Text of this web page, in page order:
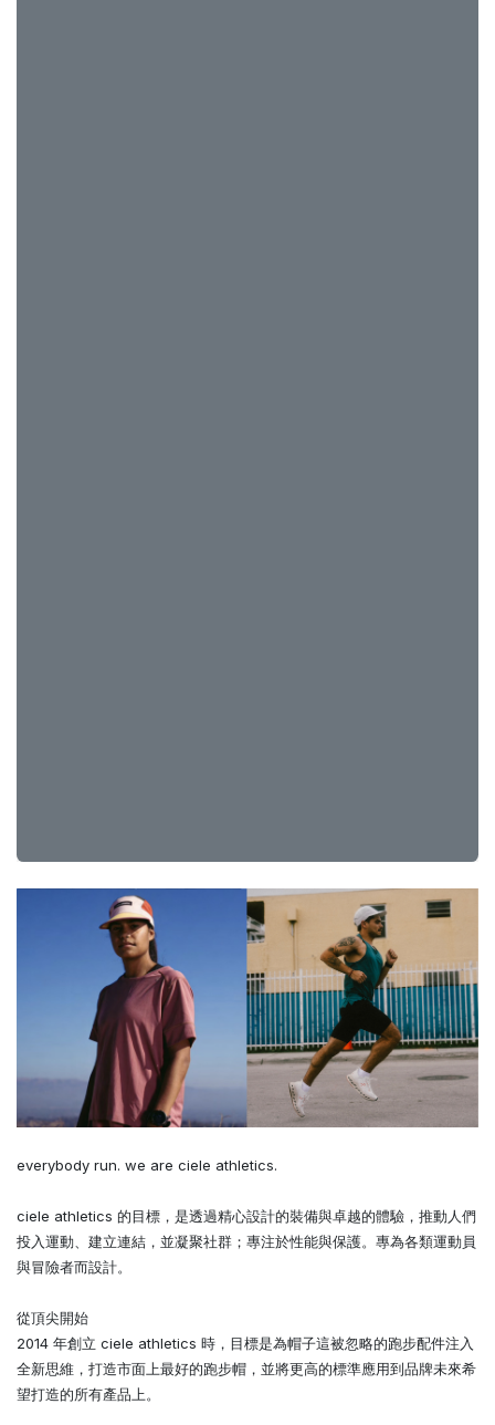
everybody run. we are ciele athletics.
ciele athletics 的目標，是透過精心設計的裝備與卓越的體驗，推動人們
投入運動、建立連結，並凝聚社群；專注於性能與保護。專為各類運動員
與冒險者而設計。
從頂尖開始
2014 年創立 ciele athletics 時，目標是為帽子這被忽略的跑步配件注入
全新思維，打造市面上最好的跑步帽，並將更高的標準應用到品牌未來希
望打造的所有產品上。